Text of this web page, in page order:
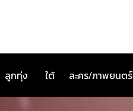
ลูกทุ่ง ใต้ ละคร/ภาพยนตร์